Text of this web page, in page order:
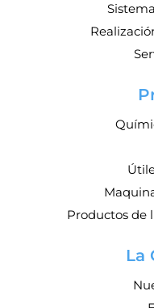
Productos de
La